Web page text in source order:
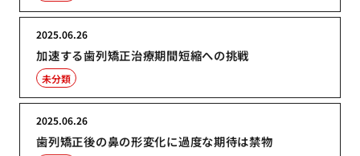
加速する歯列矯正治療期間短縮への挑戦
2025.06.26
未分類
歯列矯正後の鼻の形変化に過度な期待は禁物
2025.06.26